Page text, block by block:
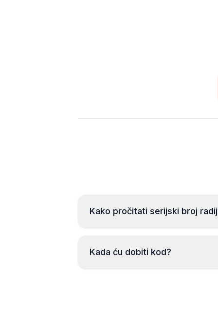
Kako pročitati serijski broj
Kada ću dobiti kod?